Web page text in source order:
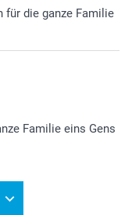
für die ganze Familie
Familie eins Gens